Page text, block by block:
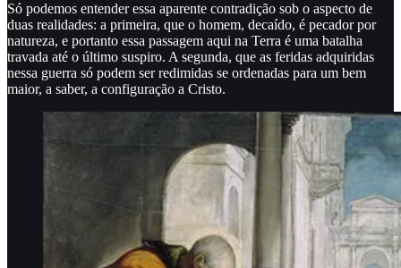
Só podemos entender essa aparente contradição sob o aspecto de
duas realidades: a primeira, que o homem, decaído, é pecador por
natureza, e portanto essa passagem aqui na Terra é uma batalha
travada até o último suspiro. A segunda, que as feridas adquiridas
nessa guerra só podem ser redimidas se ordenadas para um bem
maior, a saber, a configuração a Cristo.